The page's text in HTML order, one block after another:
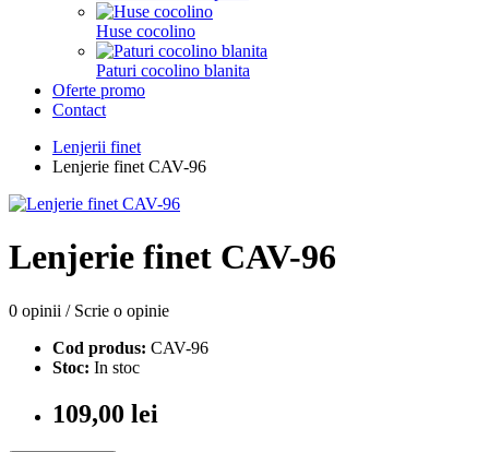
Huse cocolino
Paturi cocolino blanita
Oferte promo
Contact
Lenjerii finet
Lenjerie finet CAV-96
Lenjerie finet CAV-96
0 opinii / Scrie o opinie
Cod produs: CAV-96
Stoc: In stoc
109,00 lei